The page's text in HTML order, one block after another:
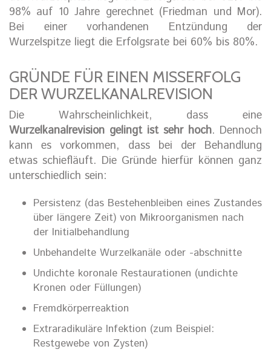
98% auf 10 Jahre gerechnet (Friedman und Mor).
Bei einer vorhandenen Entzündung der
Wurzelspitze liegt die Erfolgsrate bei 60% bis 80%.
GRÜNDE FÜR EINEN MISSERFOLG
DER WURZELKANALREVISION
Die Wahrscheinlichkeit, dass eine
Wurzelkanalrevision gelingt ist sehr hoch. Dennoch
kann es vorkommen, dass bei der Behandlung
etwas schiefläuft. Die Gründe hierfür können ganz
unterschiedlich sein:
Persistenz (das Bestehenbleiben eines Zustandes
über längere Zeit) von Mikroorganismen nach
der Initialbehandlung
Unbehandelte Wurzelkanäle oder -abschnitte
Undichte koronale Restaurationen (undichte
Kronen oder Füllungen)
Fremdkörperreaktion
Extraradikuläre Infektion (zum Beispiel:
Restgewebe von Zysten)